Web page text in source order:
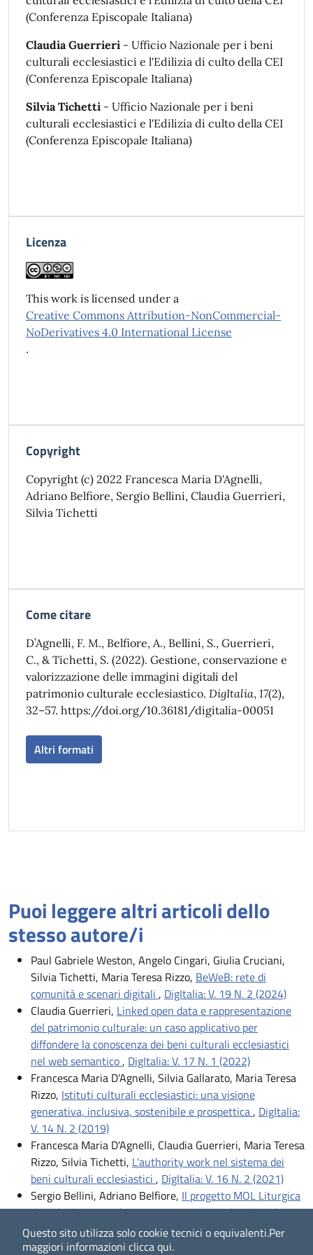
Questo sito utilizza solo cookie tecnici o equivalenti.Per
maggiori informazioni clicca qui.
(Conferenza Episcopale Italiana)
Claudia Guerrieri - Ufficio Nazionale per i beni
culturali ecclesiastici e l'Edilizia di culto della CEI
(Conferenza Episcopale Italiana)
Silvia Tichetti - Ufficio Nazionale per i beni
culturali ecclesiastici e l'Edilizia di culto della CEI
(Conferenza Episcopale Italiana)
Licenza
This work is licensed under a
Creative Commons Attribution-NonCommercial-
NoDerivatives 4.0 International License
.
Copyright
Copyright (c) 2022 Francesca Maria D'Agnelli,
Adriano Belfiore, Sergio Bellini, Claudia Guerrieri,
Silvia Tichetti
Come citare
D’Agnelli, F. M., Belfiore, A., Bellini, S., Guerrieri,
C., & Tichetti, S. (2022). Gestione, conservazione e
valorizzazione delle immagini digitali del
patrimonio culturale ecclesiastico. DigItalia, 17(2),
32–57. https://doi.org/10.36181/digitalia-00051
Altri formati
Puoi leggere altri articoli dello
stesso autore/i
Paul Gabriele Weston, Angelo Cingari, Giulia Cruciani,
Silvia Tichetti, Maria Teresa Rizzo, BeWeB: rete di
comunità e scenari digitali , DigItalia: V. 19 N. 2 (2024)
Claudia Guerrieri, Linked open data e rappresentazione
del patrimonio culturale: un caso applicativo per
diffondere la conoscenza dei beni culturali ecclesiastici
nel web semantico, DigItalia: V. 17 N. 1 (2022)
Francesca Maria D'Agnelli, Silvia Gallarato, Maria Teresa
Rizzo, Istituti culturali ecclesiastici: una visione
generativa, inclusiva, sostenibile e prospettica, DigItalia:
V. 14 N. 2 (2019)
Francesca Maria D'Agnelli, Claudia Guerrieri, Maria Teresa
Rizzo, Silvia Tichetti, L'authority work nel sistema dei
beni culturali ecclesiastici , DigItalia: V. 16 N. 2 (2021)
Sergio Bellini, Adriano Belfiore, Il progetto MOL Liturgica
digitale: BeWeB e il contesto internazionale,DigItalia: V.
20 N. 1 (2025)
Francesca Maria D'Agnelli,Il lavoro intorno. Esperienze